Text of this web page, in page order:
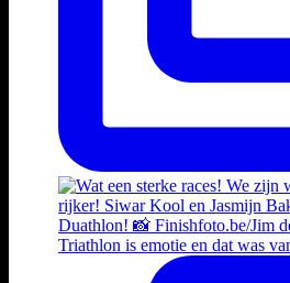
Triathlon is emotie en dat was